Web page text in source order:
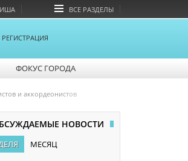
ВСЕ РАЗДЕЛЫ
РЕГИСТРАЦИЯ
ФОКУС ГОРОДА
и аккордеонистов
НОВОСТИ
МЕСЯЦ